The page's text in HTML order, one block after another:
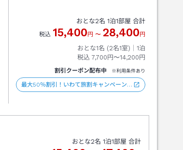
おとな2名 1泊1部屋 合計
税込 15,400 円 〜 28,400 円
おとな1名 (2名1室)｜ 1泊
税込 7,700円〜14,200円
割引クーポン配布中 ※利用条件あり
最大50％割引！いわて旅割キャンペーン…
おとな2名 1泊1部屋 合計